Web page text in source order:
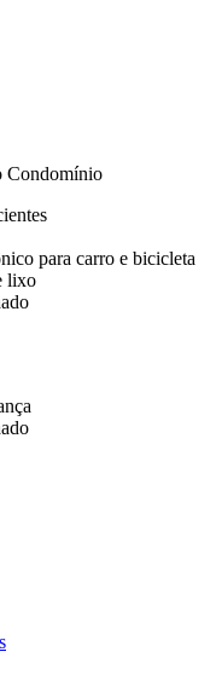
Condomínio
para carro e bicicleta
lixo